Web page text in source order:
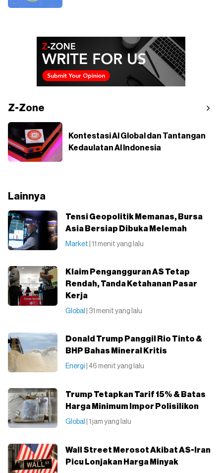
Z-Zone
Kontestasi AI Global dan Tantangan
Kedaulatan AI Indonesia
Lainnya
Tensi Geopolitik Memanas, Bursa
Asia Bersiap Dibuka Melemah
Market | 11 menit yang lalu
Klaim Pengangguran AS Tetap
Rendah, Tanda Ketahanan Pasar
Kerja
Global | 31 menit yang lalu
Donald Trump Panggil Rio Tinto &
BHP Bahas Mineral Kritis
Energi | 46 menit yang lalu
Trump Tetapkan Tarif 15% & Batas
Harga Minimum Impor Polisilikon
Global | 1 jam yang lalu
Wall Street Merosot Akibat AS-Iran
Picu Lonjakan Harga Minyak